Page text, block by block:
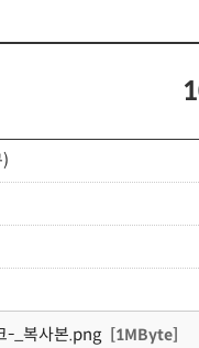
-_복사본.png [1MByte]